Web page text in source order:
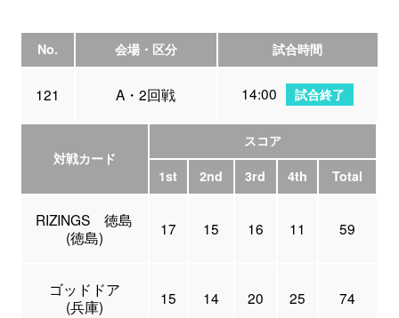
No. 会場・区分 試合時間
121 A・2回戦 14:00 試合終了
対戦カード
スコア
1st
2nd 3rd 4th Total
RIZINGS 徳島
(徳島)
17 15 16 11 59
ゴッドドア
(兵庫)
15 14 20 25 74